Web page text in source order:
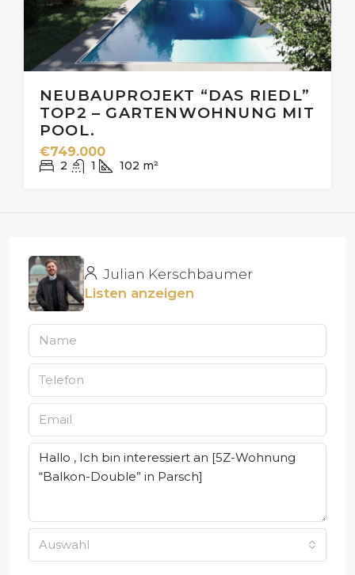
NEUBAUPROJEKT “DAS RIEDL”
TOP2 – GARTENWOHNUNG MIT
POOL.
€749.000
2 1 102 m²
Julian Kerschbaumer
Listen anzeigen
Auswahl